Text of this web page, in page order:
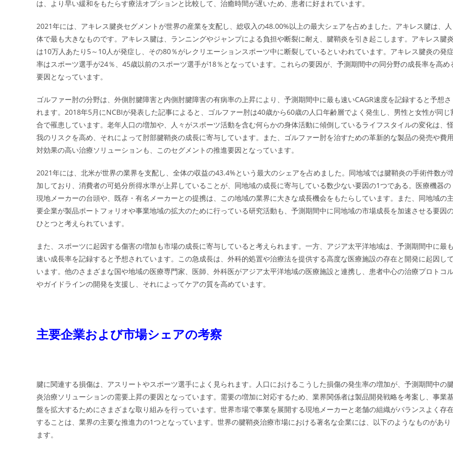
は、より早い緩和をもたらす療法オプションと比較して、治癒時間が遅いため、患者に好まれています。
2021年には、アキレス腱炎セグメントが世界の産業を支配し、総収入の48.00%以上の最大シェアを占めました。アキレス腱は、人
体で最も大きなものです。アキレス腱は、ランニングやジャンプによる負担や断裂に耐え、腱鞘炎を引き起こします。アキレス腱炎
は10万人あたり5～10人が発症し、その80％がレクリエーションスポーツ中に断裂しているといわれています。アキレス腱炎の発症
率はスポーツ選手が24％、45歳以前のスポーツ選手が18％となっています。これらの要因が、予測期間中の同分野の成長率を高め
要因となっています。
ゴルファー肘の分野は、外側肘腱障害と内側肘腱障害の有病率の上昇により、予測期間中に最も速いCAGR速度を記録すると予想さ
れます。2018年5月にNCBIが発表した記事によると、ゴルファー肘は40歳から60歳の人口年齢層でよく発生し、男性と女性が同じ
合で罹患しています。老年人口の増加や、人々がスポーツ活動を含む何らかの身体活動に傾倒しているライフスタイルの変化は、怪
我のリスクを高め、それによって肘部腱鞘炎の成長に寄与しています。また、ゴルファー肘を治すための革新的な製品の発売や費用
対効果の高い治療ソリューションも、このセグメントの推進要因となっています。
2021年には、北米が世界の業界を支配し、全体の収益の43.4%という最大のシェアを占めました。同地域では腱鞘炎の手術件数が
加しており、消費者の可処分所得水準が上昇していることが、同地域の成長に寄与している数少ない要因の1つである。医療機器の
現地メーカーの台頭や、既存・有名メーカーとの提携は、この地域の業界に大きな成長機会をもたらしています。また、同地域の主
要企業が製品ポートフォリオや事業地域の拡大のために行っている研究活動も、予測期間中に同地域の市場成長を加速させる要因
ひとつと考えられています。
また、スポーツに起因する傷害の増加も市場の成長に寄与していると考えられます。一方、アジア太平洋地域は、予測期間中に最も
速い成長率を記録すると予想されています。この急成長は、外科的処置や治療法を提供する高度な医療施設の存在と開発に起因して
います。他のさまざまな国や地域の医療専門家、医師、外科医がアジア太平洋地域の医療施設と連携し、患者中心の治療プロトコ
やガイドラインの開発を支援し、それによってケアの質を高めています。
主要企業および市場シェアの考察
腱に関連する損傷は、アスリートやスポーツ選手によく見られます。人口におけるこうした損傷の発生率の増加が、予測期間中の
炎治療ソリューションの需要上昇の要因となっています。需要の増加に対応するため、業界関係者は製品開発戦略を考案し、事業
盤を拡大するためにさまざまな取り組みを行っています。世界市場で事業を展開する現地メーカーと老舗の組織がバランスよく存
することは、業界の主要な推進力の1つとなっています。世界の腱鞘炎治療市場における著名な企業には、以下のようなものがあり
ます。